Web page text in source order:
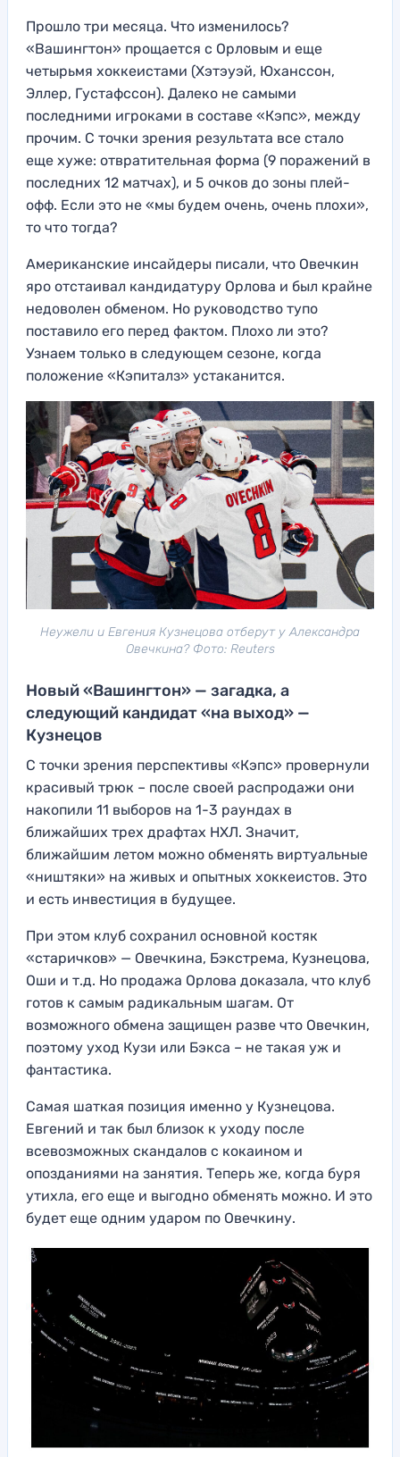
Прошло три месяца. Что изменилось?
«Вашингтон» прощается с Орловым и еще
четырьмя хоккеистами (Хэтэуэй, Юханссон,
Эллер, Густафссон). Далеко не самыми
последними игроками в составе «Кэпс», между
прочим. С точки зрения результата все стало
еще хуже: отвратительная форма (9 поражений в
последних 12 матчах), и 5 очков до зоны плей-
офф. Если это не «мы будем очень, очень плохи»,
то что тогда?
Американские инсайдеры писали, что Овечкин
яро отстаивал кандидатуру Орлова и был крайне
недоволен обменом. Но руководство тупо
поставило его перед фактом. Плохо ли это?
Узнаем только в следующем сезоне, когда
положение «Кэпиталз» устаканится.
Неужели и Евгения Кузнецова отберут у Александра
Овечкина? Фото: Reuters
Новый «Вашингтон» — загадка, а
следующий кандидат «на выход» —
Кузнецов
С точки зрения перспективы «Кэпс» провернули
красивый трюк – после своей распродажи они
накопили 11 выборов на 1-3 раундах в
ближайших трех драфтах НХЛ. Значит,
ближайшим летом можно обменять виртуальные
«ништяки» на живых и опытных хоккеистов. Это
и есть инвестиция в будущее.
При этом клуб сохранил основной костяк
«старичков» — Овечкина, Бэкстрема, Кузнецова,
Оши и т.д. Но продажа Орлова доказала, что клуб
готов к самым радикальным шагам. От
возможного обмена защищен разве что Овечкин,
поэтому уход Кузи или Бэкса – не такая уж и
фантастика.
Самая шаткая позиция именно у Кузнецова.
Евгений и так был близок к уходу после
всевозможных скандалов с кокаином и
опозданиями на занятия. Теперь же, когда буря
утихла, его еще и выгодно обменять можно. И это
будет еще одним ударом по Овечкину.